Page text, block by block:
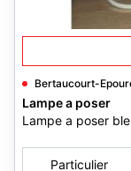
Bertaucourt-
Lampe a poser
Lampe a poser
Particulier